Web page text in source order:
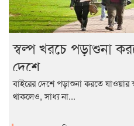
স্বল্প খরচে পড়াশুনা
দেশে
বাইরের দেশে পড়াশুনা করতে যাওয়ার
থাকলেও, সাধ্য না...